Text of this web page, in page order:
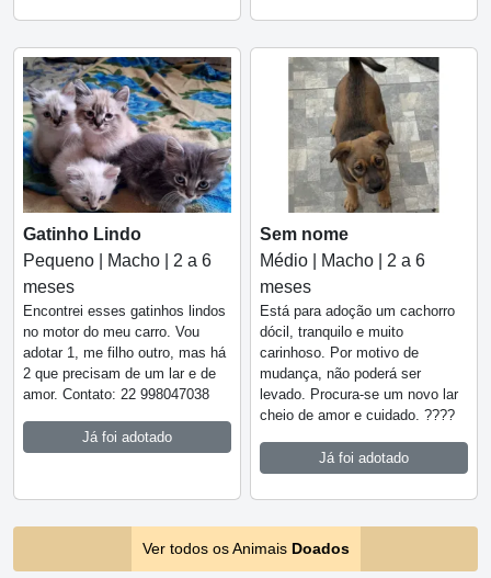
Gatinho Lindo
Pequeno | Macho | 2 a 6
meses
Encontrei esses gatinhos lindos
no motor do meu carro. Vou
adotar 1, me filho outro, mas há
2 que precisam de um lar e de
amor. Contato: 22 998047038
Já foi adotado
Sem nome
Médio | Macho | 2 a 6
meses
Está para adoção um cachorro
dócil, tranquilo e muito
carinhoso. Por motivo de
mudança, não poderá ser
levado. Procura-se um novo lar
cheio de amor e cuidado. ????
Já foi adotado
Ver todos os Animais Doados